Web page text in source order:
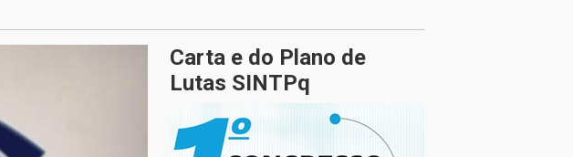
Carta e do Plano de
Lutas SINTPq